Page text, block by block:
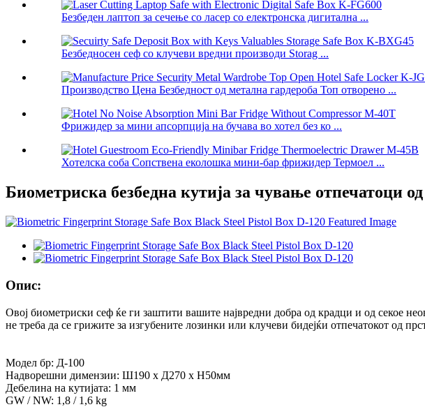
Безбеден лаптоп за сечење со ласер со електронска дигитална ...
Безбедносен сеф со клучеви вредни производи Storag ...
Производство Цена Безбедност од метална гардероба Топ отворено ...
Фрижидер за мини апсорпција на бучава во хотел без ко ...
Хотелска соба Сопствена еколошка мини-бар фрижидер Термоел ...
Биометриска безбедна кутија за чување отпечатоци
Опис:
Овој биометриски сеф ќе ги заштити вашите највредни добра од крадци и од секое
не треба да се грижите за изгубените лозинки или клучеви бидејќи отпечатокот од
Модел бр: Д-100
Надворешни димензии: Ш190 х Д270 х Н50мм
Дебелина на кутијата: 1 мм
GW / NW: 1,8 / 1,6 kg